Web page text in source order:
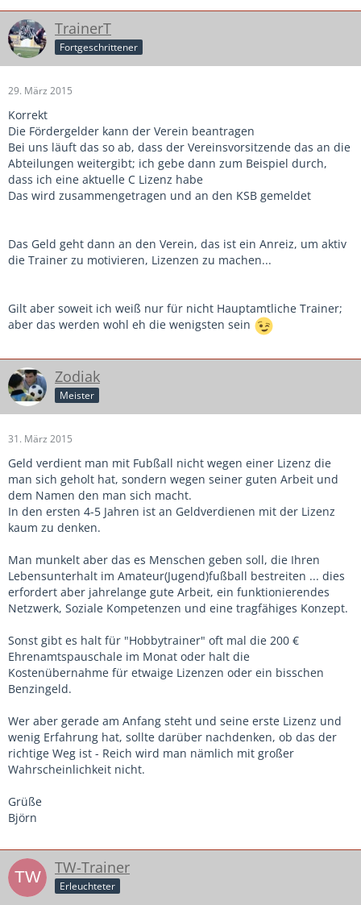
TrainerT
Fortgeschrittener
29. März 2015
Korrekt
Die Fördergelder kann der Verein beantragen
Bei uns läuft das so ab, dass der Vereinsvorsitzende das an die
Abteilungen weitergibt; ich gebe dann zum Beispiel durch,
dass ich eine aktuelle C Lizenz habe
Das wird zusammengetragen und an den KSB gemeldet
Das Geld geht dann an den Verein, das ist ein Anreiz, um aktiv
die Trainer zu motivieren, Lizenzen zu machen...
Gilt aber soweit ich weiß nur für nicht Hauptamtliche Trainer;
aber das werden wohl eh die wenigsten sein
Zodiak
Meister
31. März 2015
Geld verdient man mit Fubßall nicht wegen einer Lizenz die
man sich geholt hat, sondern wegen seiner guten Arbeit und
dem Namen den man sich macht.
In den ersten 4-5 Jahren ist an Geldverdienen mit der Lizenz
kaum zu denken.
Man munkelt aber das es Menschen geben soll, die Ihren
Lebensunterhalt im Amateur(Jugend)fußball bestreiten ... dies
erfordert aber jahrelange gute Arbeit, ein funktionierendes
Netzwerk, Soziale Kompetenzen und eine tragfähiges Konzept.
Sonst gibt es halt für "Hobbytrainer" oft mal die 200 €
Ehrenamtspauschale im Monat oder halt die
Kostenübernahme für etwaige Lizenzen oder ein bisschen
Benzingeld.
Wer aber gerade am Anfang steht und seine erste Lizenz und
wenig Erfahrung hat, sollte darüber nachdenken, ob das der
richtige Weg ist - Reich wird man nämlich mit großer
Wahrscheinlichkeit nicht.
Grüße
Björn
TW-Trainer
Erleuchteter